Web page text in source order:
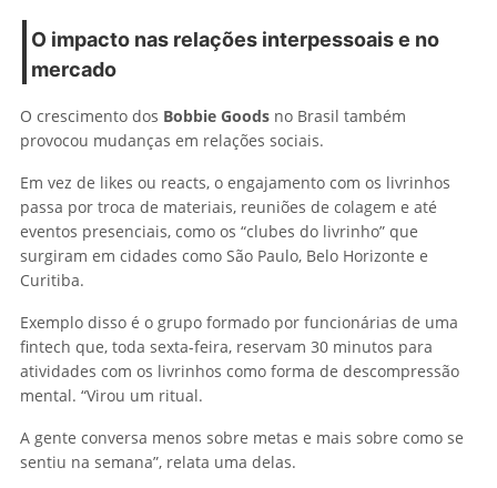
O impacto nas relações interpessoais e no
mercado
O crescimento dos Bobbie Goods no Brasil também
provocou mudanças em relações sociais.
Em vez de likes ou reacts, o engajamento com os livrinhos
passa por troca de materiais, reuniões de colagem e até
eventos presenciais, como os “clubes do livrinho” que
surgiram em cidades como São Paulo, Belo Horizonte e
Curitiba.
Exemplo disso é o grupo formado por funcionárias de uma
fintech que, toda sexta-feira, reservam 30 minutos para
atividades com os livrinhos como forma de descompressão
mental. “Virou um ritual.
A gente conversa menos sobre metas e mais sobre como se
sentiu na semana”, relata uma delas.